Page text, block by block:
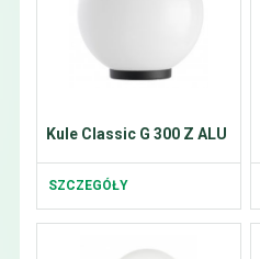
Kule Classic G 300 Z ALU
SZCZEGÓŁY